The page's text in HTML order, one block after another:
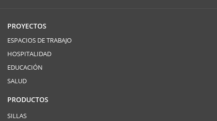
PROYECTOS
ESPACIOS DE TRABAJO
HOSPITALIDAD
EDUCACIÓN
SALUD
PRODUCTOS
SILLAS